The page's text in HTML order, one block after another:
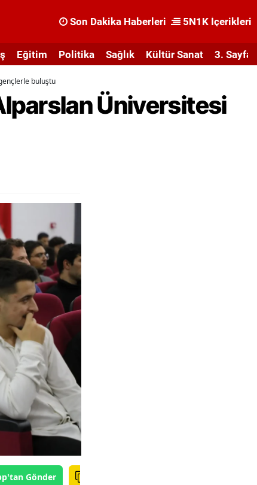
Son Dakika Haberleri 5N1K İçerikleri
Eğitim Politika Sağlık Kültür Sanat 3. Sayfa
buluştu
Üniversitesi
Gönder